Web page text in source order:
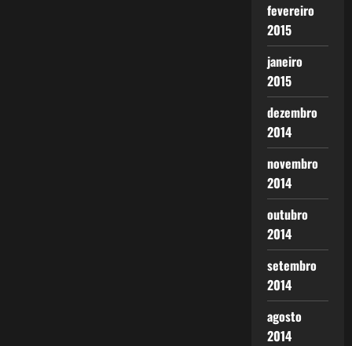
fevereiro
2015
janeiro
2015
dezembro
2014
novembro
2014
outubro
2014
setembro
2014
agosto
2014